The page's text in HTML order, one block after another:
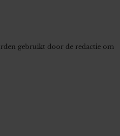
gebruikt door de redactie om